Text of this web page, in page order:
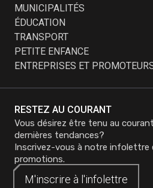
RESTEZ AU COURANT
Vous désirez être tenu au
dernières tendances?
Inscrivez-vous à notre infolettre
promotions.
M'inscrire à l'infolettre
M'inscrire à l'infolettre
MUNICIPALITÉS
ÉDUCATION
TRANSPORT
PETITE ENFANCE
ENTREPRISES ET